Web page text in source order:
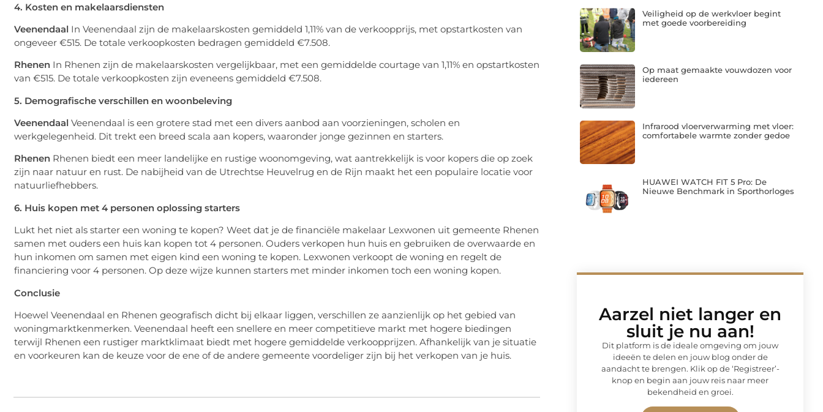
4. Kosten en makelaarsdiensten
Veenendaal In Veenendaal zijn de makelaarskosten gemiddeld 1,11% van de verkoopprijs, met opstartkosten van
ongeveer €515. De totale verkoopkosten bedragen gemiddeld €7.508.
Rhenen In Rhenen zijn de makelaarskosten vergelijkbaar, met een gemiddelde courtage van 1,11% en opstartkosten
van €515. De totale verkoopkosten zijn eveneens gemiddeld €7.508.
5. Demografische verschillen en woonbeleving
Veenendaal Veenendaal is een grotere stad met een divers aanbod aan voorzieningen, scholen en
werkgelegenheid. Dit trekt een breed scala aan kopers, waaronder jonge gezinnen en starters.
Rhenen Rhenen biedt een meer landelijke en rustige woonomgeving, wat aantrekkelijk is voor kopers die op zoek
zijn naar natuur en rust. De nabijheid van de Utrechtse Heuvelrug en de Rijn maakt het een populaire locatie voor
natuurliefhebbers.
6. Huis kopen met 4 personen oplossing starters
Lukt het niet als starter een woning te kopen? Weet dat je de financiële makelaar Lexwonen uit gemeente Rhenen
samen met ouders een huis kan kopen tot 4 personen. Ouders verkopen hun huis en gebruiken de overwaarde en
hun inkomen om samen met eigen kind een woning te kopen. Lexwonen verkoopt de woning en regelt de
financiering voor 4 personen. Op deze wijze kunnen starters met minder inkomen toch een woning kopen.
Conclusie
Hoewel Veenendaal en Rhenen geografisch dicht bij elkaar liggen, verschillen ze aanzienlijk op het gebied van
woningmarktkenmerken. Veenendaal heeft een snellere en meer competitieve markt met hogere biedingen
terwijl Rhenen een rustiger marktklimaat biedt met hogere gemiddelde verkoopprijzen. Afhankelijk van je situatie
en voorkeuren kan de keuze voor de ene of de andere gemeente voordeliger zijn bij het verkopen van je huis.
Veiligheid op de werkvloer begint
met goede voorbereiding
Op maat gemaakte vouwdozen voor
iedereen
Infrarood vloerverwarming met vloer:
comfortabele warmte zonder gedoe
HUAWEI WATCH FIT 5 Pro: De
Nieuwe Benchmark in Sporthorloges
Aarzel niet langer en
sluit je nu aan!
Dit platform is de ideale omgeving om jouw
ideeën te delen en jouw blog onder de
aandacht te brengen. Klik op de ‘Registreer’-
knop en begin aan jouw reis naar meer
bekendheid en groei.